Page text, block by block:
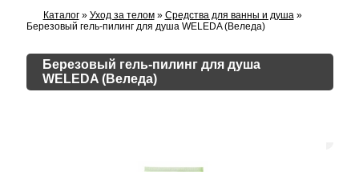
Каталог» Уход за телом» Средства для ванны и душа»
Березовый гель-пилинг для душа WELEDA (Веледа)
Березовый гель-пилинг для душа
WELEDA (Веледа)